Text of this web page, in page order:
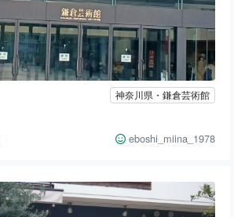
神奈川県・鎌倉芸術館
eboshi_miina_1978